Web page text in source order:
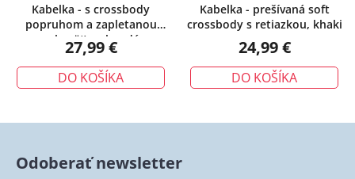
Kabelka - s crossbody
popruhom a zapletanou
rukoväťou, hnedá
27,99 €
DO KOŠÍKA
Kabelka - prešívaná soft
crossbody s retiazkou, khaki
24,99 €
DO KOŠÍKA
Odoberať newsletter